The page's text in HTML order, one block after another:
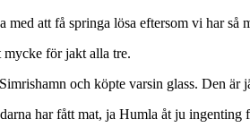
med att få springa lösa eftersom vi har så
för jakt alla tre.
och köpte varsin glass. Den är
har fått mat, ja Humla åt ju ingenting